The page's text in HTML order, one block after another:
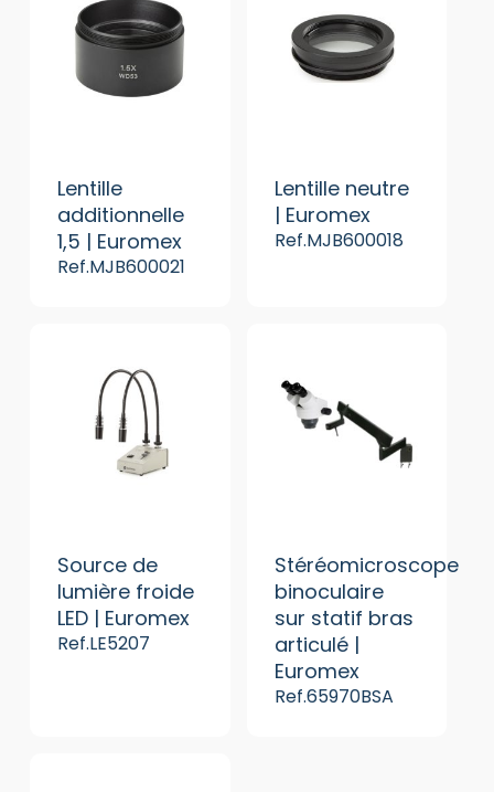
Lentille
additionnelle
1,5 | Euromex
Ref.MJB600021
Lentille neutre
| Euromex
Ref.MJB600018
Source de
lumière froide
LED | Euromex
Ref.LE5207
Stéréomicroscope
binoculaire
sur statif bras
articulé |
Euromex
Ref.65970BSA